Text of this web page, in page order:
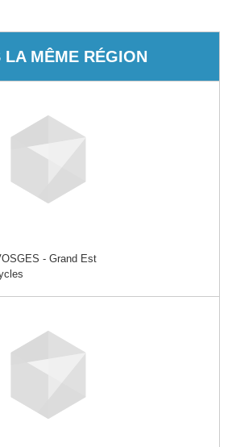
LA MÊME RÉGION
- Grand Est